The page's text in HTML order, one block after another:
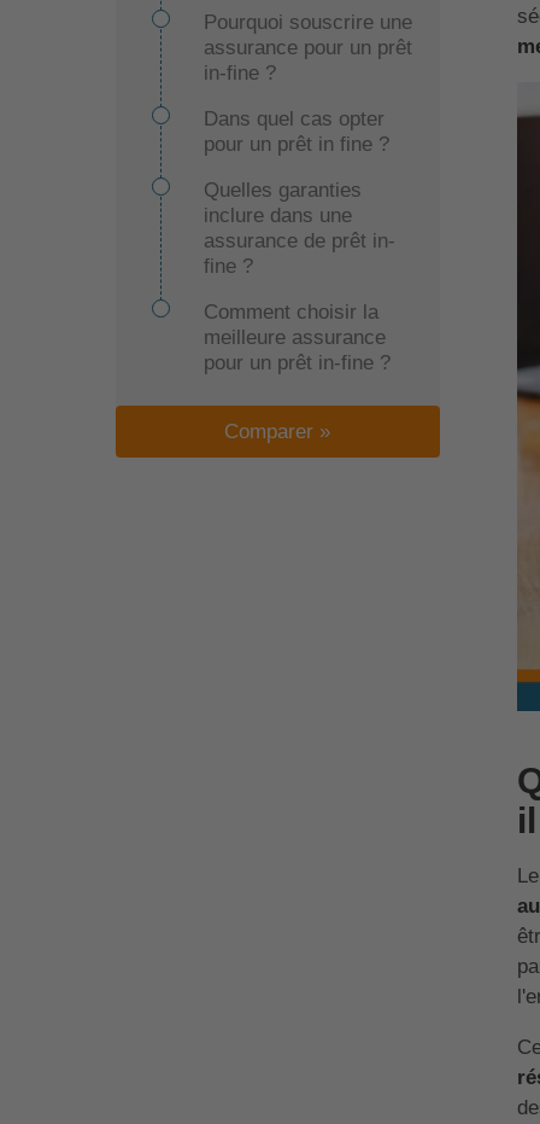
Pourquoi souscrire une
assurance pour un prêt
in-fine ?
Dans quel cas opter
pour un prêt in fine ?
Quelles garanties
inclure dans une
assurance de prêt in-
fine ?
Comment choisir la
meilleure assurance
pour un prêt in-fine ?
Comparer »